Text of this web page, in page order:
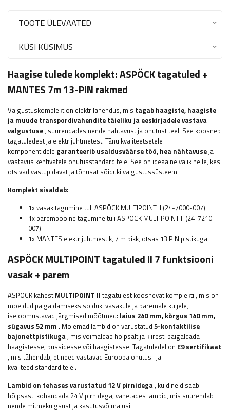
TOOTE ÜLEVAATED
KÜSI KÜSIMUS
Haagise tulede komplekt:ASPÖCKtagatuled +
MANTES 7m 13-PIN rakmed
Valgustuskomplekt on elektrilahendus, mis tagab haagiste, haagiste
ja muude transpordivahendite täieliku ja eeskirjadele vastava
valgustuse, suurendades nende nähtavust ja ohutust teel. See koosneb
tagatuledest ja elektrijuhtmetest. Tänu kvaliteetsetele
komponentidele garanteerib usaldusväärse töö, hea nähtavuseja
vastavus kehtivatele ohutusstandarditele. See on ideaalne valik neile, kes
otsivad vastupidavat ja tõhusat sõiduki valgustussüsteemi .
Komplekt sisaldab:
1x vasak tagumine tuli ASPÖCK MULTIPOINT II (24-7000-007)
1x parempoolne tagumine tuli ASPÖCK MULTIPOINT II (24-7210-
007)
1x MANTES elektrijuhtmestik, 7 m pikk, otsas 13 PIN pistikuga
ASPÖCKMULTIPOINT tagatuled II 7 funktsiooni
vasak + parem
ASPÖCK kahestMULTIPOINT II tagatulest koosnevat komplekti , mis on
mõeldud paigaldamiseks sõiduki vasakule ja paremale küljele,
iseloomustavad järgmised mõõtmed: laius 240 mm, kõrgus 140 mm,
sügavus 52 mm . Mõlemad lambid on varustatud 5-kontaktilise
bajonettpistikuga, mis võimaldab hõlpsalt ja kiiresti paigaldada
haagistesse, bussidesse või haagistesse. Tagatuledel on E9 sertifikaat
, mis tähendab, et need vastavad Euroopa ohutus- ja
kvaliteedistandarditele .
Lambid on tehases varustatud 12 V pirnidega, kuid neid saab
hõlpsasti kohandada 24 V pirnidega, vahetades lambid, mis suurendab
nende mitmekülgsust ja kasutusvõimalusi.